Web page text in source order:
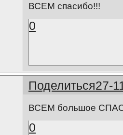
ВСЕМ спасибо!!!
0
Поделиться27-
ВСЕМ большое
0